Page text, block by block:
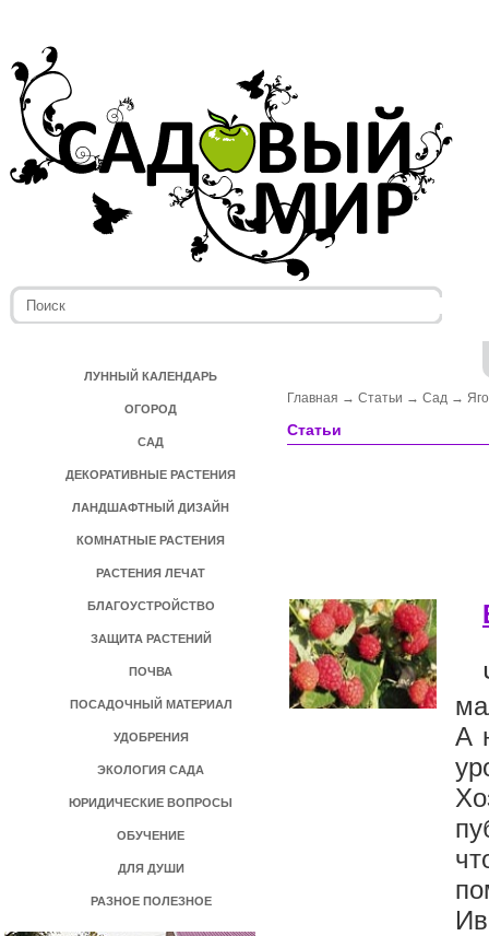
ЛУННЫЙ КАЛЕНДАРЬ
ОГОРОД
САД
ДЕКОРАТИВНЫЕ РАСТЕНИЯ
ЛАНДШАФТНЫЙ ДИЗАЙН
КОМНАТНЫЕ РАСТЕНИЯ
РАСТЕНИЯ ЛЕЧАТ
БЛАГОУСТРОЙСТВО
ЗАЩИТА РАСТЕНИЙ
ПОЧВА
ПОСАДОЧНЫЙ МАТЕРИАЛ
УДОБРЕНИЯ
ЭКОЛОГИЯ САДА
ЮРИДИЧЕСКИЕ ВОПРОСЫ
ОБУЧЕНИЕ
ДЛЯ ДУШИ
РАЗНОЕ ПОЛЕЗНОЕ
Главная → Статьи → Сад →
Статьи
А